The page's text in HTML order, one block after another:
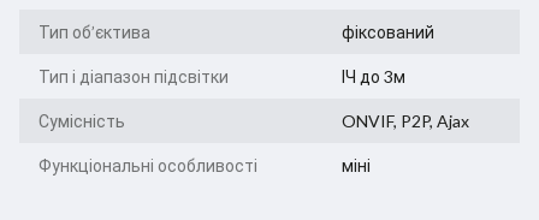
Тип об’єктива фіксований
Тип і діапазон підсвітки ІЧ до 3м
Сумісність ONVIF, P2P, Ajax
Функціональні особливості міні